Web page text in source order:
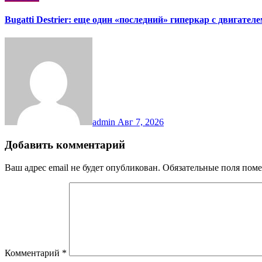
Bugatti Destrier: еще один «последний» гиперкар с
admin Авг 7, 2026
Добавить комментарий
Ваш адрес email не будет опубликован. Обязательные поля
Комментарий *